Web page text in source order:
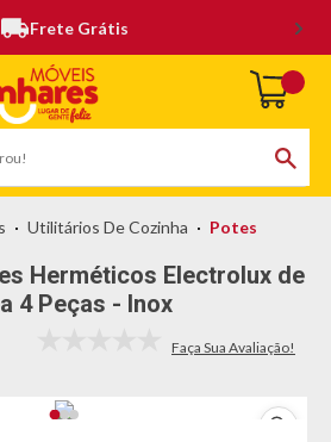
Frete Grátis
Utilitários De Cozinha Potes
Herméticos Electrolux de
4 Peças - Inox